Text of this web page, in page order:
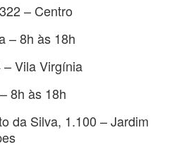
– Centro
– 8h às 18h
– Vila Virgínia
8h às 18h
da Silva, 1.100 – Jardim